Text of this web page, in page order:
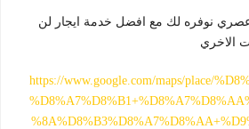
نوفره لك مع افضل خدمة ايجار لن
الاخري
https://www.google.com/maps/place/